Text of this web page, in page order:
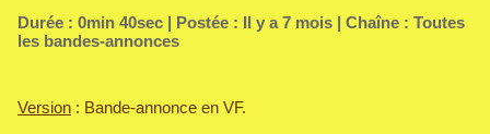
Durée : 0min 40sec | Postée : Il y a 7 mois | Chaîne : Toutes
les bandes-annonces
Version : Bande-annonce en VF.